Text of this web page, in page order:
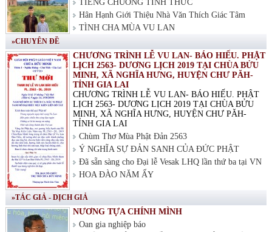
TIẾNG CHUÔNG TỈNH THỨC
Hân Hạnh Giới Thiệu Nhà Văn Thích Giác Tâm
TÌNH CHA MÙA VU LAN
»CHUYÊN ĐỀ
CHƯƠNG TRÌNH LỄ VU LAN- BÁO HIẾU. PHẬT
LỊCH 2563- DƯƠNG LỊCH 2019 TẠI CHÙA BỬU
MINH, XÃ NGHĨA HƯNG, HUYỆN CHƯ PĂH-
TỈNH GIA LAI
CHƯƠNG TRÌNH LỄ VU LAN- BÁO HIẾU. PHẬT
LỊCH 2563- DƯƠNG LỊCH 2019 TẠI CHÙA BỬU
MINH, XÃ NGHĨA HƯNG, HUYỆN CHƯ PĂH-
TỈNH GIA LAI
Chùm Thơ Mùa Phật Đản 2563
Ý NGHĨA SỰ ĐẢN SANH CỦA ĐỨC PHẬT
Đã sẵn sàng cho Đại lễ Vesak LHQ lần thứ ba tại VN
HOA ĐÀO NĂM ẤY
»TÁC GIẢ - DỊCH GIẢ
NƯƠNG TỰA CHÍNH MÌNH
Oan gia nghiệp báo